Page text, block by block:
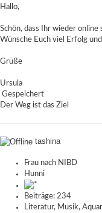
Hallo,
Schön, dass Ihr wieder online
Wünsche Euch viel Erfolg
Grüße
Ursula
Gespeichert
Der Weg ist das Ziel
tashina
Frau nach NIBD
Hunni
Beiträge: 234
Literatur, Musik,